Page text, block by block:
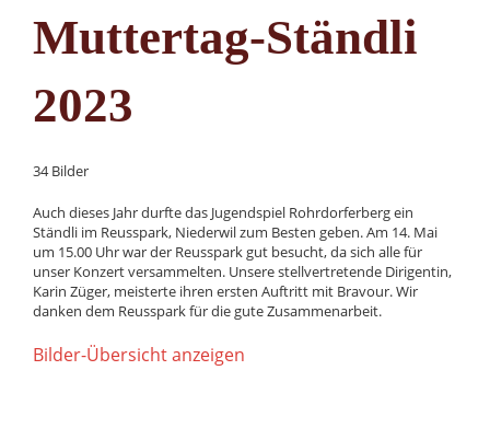
Muttertag-Ständli
2023
34 Bilder
Auch dieses Jahr durfte das Jugendspiel Rohrdorferberg ein
Ständli im Reusspark, Niederwil zum Besten geben. Am 14. Mai
um 15.00 Uhr war der Reusspark gut besucht, da sich alle für
unser Konzert versammelten. Unsere stellvertretende Dirigentin,
Karin Züger, meisterte ihren ersten Auftritt mit Bravour. Wir
danken dem Reusspark für die gute Zusammenarbeit.
Bilder-Übersicht anzeigen